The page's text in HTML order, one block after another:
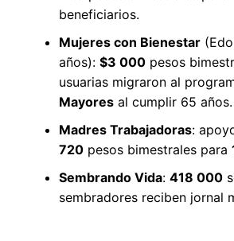
beneficiarios.
Mujeres con Bienestar
años): $3 000pesos
usuarias migraron al
Mayoresal cumplir 65 años.
Madres Trabajadoras:
720pesos bimestrales para
Sembrando Vida: 418 000
sembradores reciben jornal